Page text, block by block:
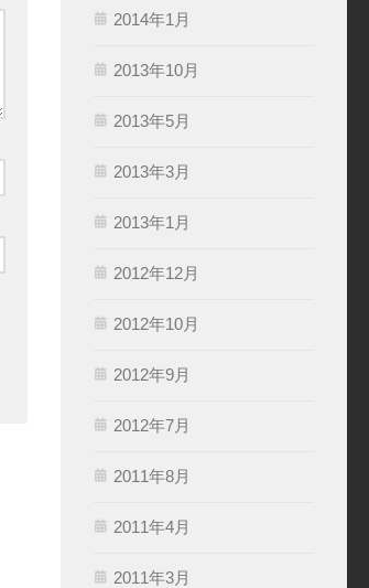
2014年1月
2013年10月
2013年5月
2013年3月
2013年1月
2012年12月
2012年10月
2012年9月
2012年7月
2011年8月
2011年4月
2011年3月